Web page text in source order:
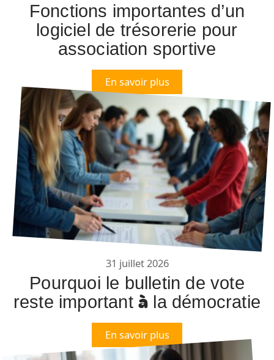
Fonctions importantes d’un
logiciel de trésorerie pour
association sportive
En savoir plus
31 juillet 2026
Pourquoi le bulletin de vote
reste important à la démocratie
En savoir plus